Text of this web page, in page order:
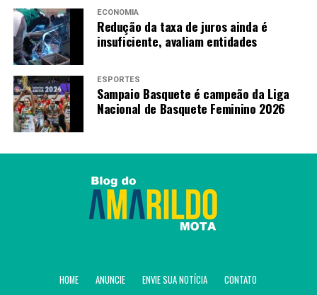
ECONOMIA
Redução da taxa de juros ainda é
insuficiente, avaliam entidades
ESPORTES
Sampaio Basquete é campeão da Liga
Nacional de Basquete Feminino 2026
HOME ANUNCIE ENVIE SUA NOTÍCIA CONTATO